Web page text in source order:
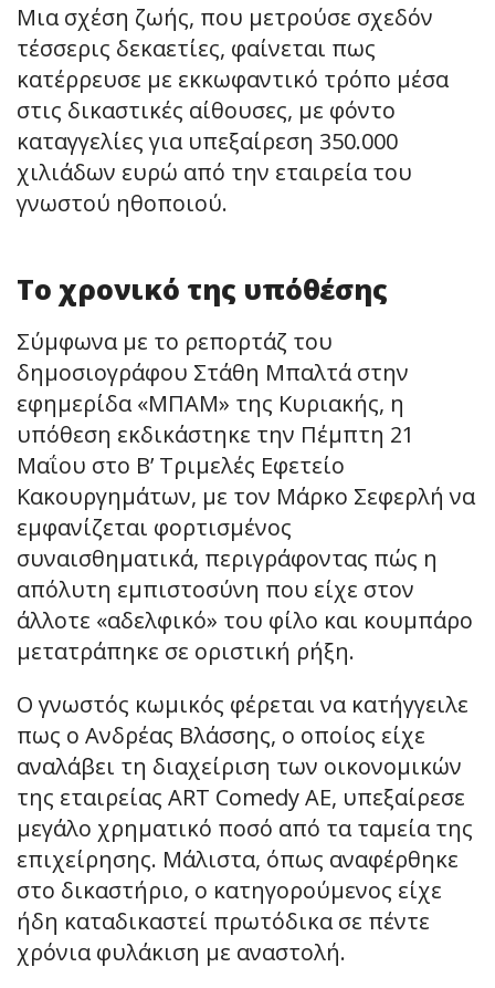
Μια σχέση ζωής, που μετρούσε σχεδόν
τέσσερις δεκαετίες, φαίνεται πως
κατέρρευσε με εκκωφαντικό τρόπο μέσα
στις δικαστικές αίθουσες, με φόντο
καταγγελίες για υπεξαίρεση 350.000
χιλιάδων ευρώ από την εταιρεία του
γνωστού ηθοποιού.
Το χρονικό της υπόθέσης
Σύμφωνα με το ρεπορτάζ του
δημοσιογράφου Στάθη Μπαλτά στην
εφημερίδα «ΜΠΑΜ» της Κυριακής, η
υπόθεση εκδικάστηκε την Πέμπτη 21
Μαΐου στο Β’ Τριμελές Εφετείο
Κακουργημάτων, με τον Μάρκο Σεφερλή να
εμφανίζεται φορτισμένος
συναισθηματικά, περιγράφοντας πώς η
απόλυτη εμπιστοσύνη που είχε στον
άλλοτε «αδελφικό» του φίλο και κουμπάρο
μετατράπηκε σε οριστική ρήξη.
Ο γνωστός κωμικός φέρεται να κατήγγειλε
πως ο Ανδρέας Βλάσσης, ο οποίος είχε
αναλάβει τη διαχείριση των οικονομικών
της εταιρείας ART Comedy ΑΕ, υπεξαίρεσε
μεγάλο χρηματικό ποσό από τα ταμεία της
επιχείρησης. Μάλιστα, όπως αναφέρθηκε
στο δικαστήριο, ο κατηγορούμενος είχε
ήδη καταδικαστεί πρωτόδικα σε πέντε
χρόνια φυλάκιση με αναστολή.